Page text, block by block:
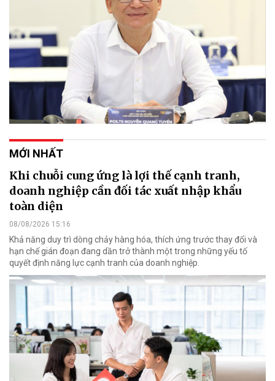
MỚI NHẤT
Khi chuỗi cung ứng là lợi thế cạnh tranh,
doanh nghiệp cần đối tác xuất nhập khẩu
toàn diện
08/08/2026 15:16
Khả năng duy trì dòng chảy hàng hóa, thích ứng trước thay đổi và
hạn chế gián đoạn đang dần trở thành một trong những yếu tố
quyết định năng lực cạnh tranh của doanh nghiệp.